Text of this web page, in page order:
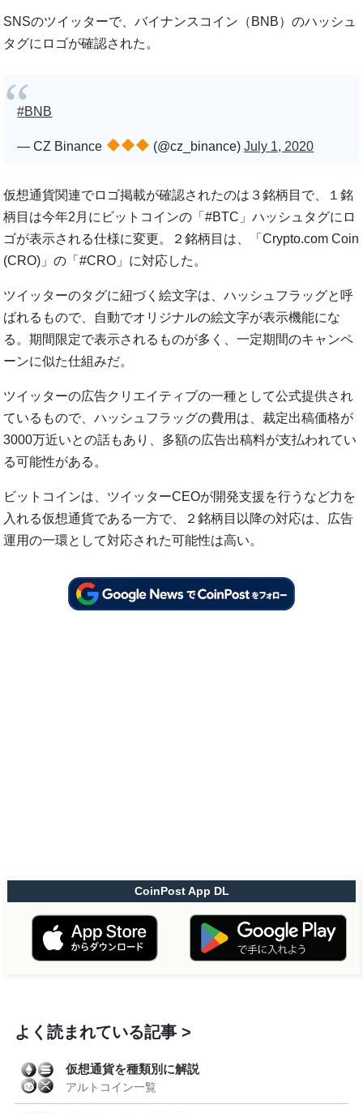
SNSのツイッターで、バイナンスコイン（BNB）のハッシュ
タグにロゴが確認された。
#BNB
— CZ Binance (@cz_binance)July 1, 2020
仮想通貨関連でロゴ掲載が確認されたのは３銘柄目で、１銘
柄目は今年2月にビットコインの「#BTC」ハッシュタグにロ
ゴが表示される仕様に変更。２銘柄目は、「Crypto.com Coin
(CRO)」の「#CRO」に対応した。
ツイッターのタグに紐づく絵文字は、ハッシュフラッグと呼
ばれるもので、自動でオリジナルの絵文字が表示機能にな
る。期間限定で表示されるものが多く、一定期間のキャンペ
ーンに似た仕組みだ。
ツイッターの広告クリエイティブの一種として公式提供され
ているもので、ハッシュフラッグの費用は、裁定出稿価格が
3000万近いとの話もあり、多額の広告出稿料が支払われてい
る可能性がある。
ビットコインは、ツイッターCEOが開発支援を行うなど力を
入れる仮想通貨である一方で、２銘柄目以降の対応は、広告
運用の一環として対応された可能性は高い。
CoinPost App DL
よく読まれている記事
仮想通貨を種類別に解説
アルトコイン一覧